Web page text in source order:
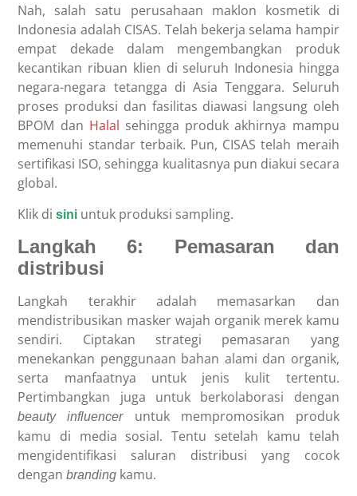
Nah, salah satu perusahaan maklon kosmetik di
Indonesia adalah CISAS. Telah bekerja selama hampir
empat dekade dalam mengembangkan produk
kecantikan ribuan klien di seluruh Indonesia hingga
negara-negara tetangga di Asia Tenggara. Seluruh
proses produksi dan fasilitas diawasi langsung oleh
BPOM dan Halal sehingga produk akhirnya mampu
memenuhi standar terbaik. Pun, CISAS telah meraih
sertifikasi ISO, sehingga kualitasnya pun diakui secara
global.
Klik disini untuk produksi sampling.
Langkah 6: Pemasaran dan
distribusi
Langkah terakhir adalah memasarkan dan
mendistribusikan masker wajah organik merek kamu
sendiri. Ciptakan strategi pemasaran yang
menekankan penggunaan bahan alami dan organik,
serta manfaatnya untuk jenis kulit tertentu.
Pertimbangkan juga untuk berkolaborasi dengan
beauty influencer untuk mempromosikan produk
kamu di media sosial. Tentu setelah kamu telah
mengidentifikasi saluran distribusi yang cocok
denganbranding kamu.